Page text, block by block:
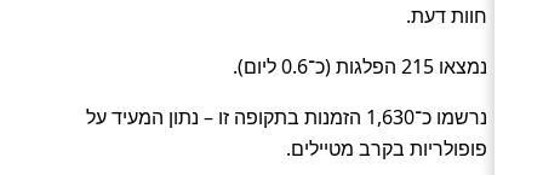
חוות דעת.
נמצאו 215 הפלגות (כ־0.6 ליום).
נרשמו כ־1,630 הזמנות בתקופה זו – נתון המעיד על
פופולריות בקרב מטיילים.